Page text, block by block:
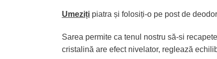
Umezițipiatra și folosiți-o pe post de
Sarea permite ca tenul nostru să-si
cristalină are efect nivelator, reglează